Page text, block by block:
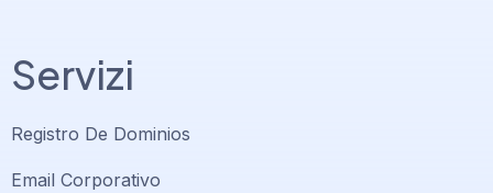
Servizi
Registro De Dominios
Email Corporativo